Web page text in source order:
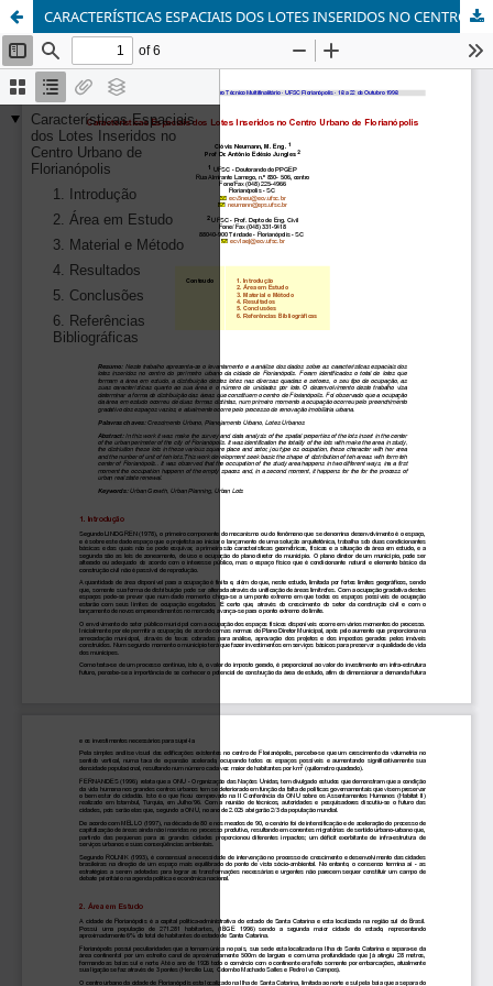
CARACTERÍSTICAS ESPACIAIS DOS LOTES INSERIDOS NO CENTRO URBANO DE FLORIANÓPOLIS